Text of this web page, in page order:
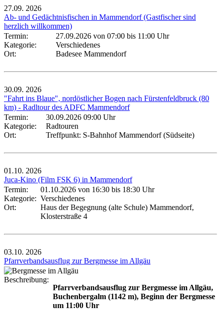
27.09. 2026
Ab- und Gedächtnisfischen in Mammendorf (Gastfischer sind
herzlich willkommen)
Termin:
27.09.2026 von 07:00 bis 11:00 Uhr
Kategorie:
Verschiedenes
Ort:
Badesee Mammendorf
30.09. 2026
"Fahrt ins Blaue", nordöstlicher Bogen nach Fürstenfeldbruck (80
km) - Radltour des ADFC Mammendorf
Termin:
30.09.2026 09:00 Uhr
Kategorie:
Radtouren
Ort:
Treffpunkt: S-Bahnhof Mammendorf (Südseite)
01.10. 2026
Juca-Kino (Film FSK 6) in Mammendorf
Termin:
01.10.2026 von 16:30 bis 18:30 Uhr
Kategorie: Verschiedenes
Ort:
Haus der Begegnung (alte Schule) Mammendorf,
Klosterstraße 4
03.10. 2026
Pfarrverbandsausflug zur Bergmesse im Allgäu
Beschreibung:
Pfarrverbandsausflug zur Bergmesse im Allgäu,
Buchenbergalm (1142 m), Beginn der Bergmesse
um 11:00 Uhr